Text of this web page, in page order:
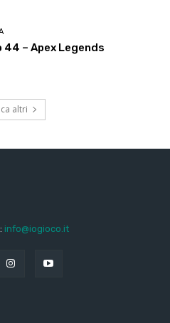
44 – Apex Legends
altri
info@iogioco.it